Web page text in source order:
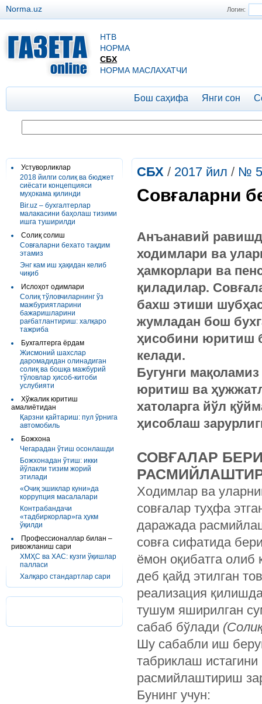
Логин:
Norma.uz
НТВ
НОРМА
СБХ
НОРМА МАСЛАХАТЧИ
Бош саҳифа Янги сон
Устуворликлар
2018 йилги солиқ ва бюджет
сиёсати концепцияси
муҳокама қилинди
Bir.uz – бухгалтерлар
малакасини баҳолаш тизими
ишга туширилди
Солиқ солиш
Совғаларни бехато тақдим
этамиз
Энг кам иш ҳақидан келиб
чиқиб
Ислоҳот одимлари
Солиқ тўловчиларнинг ўз
мажбуриятларини
бажаришларини
рағбатлантириш: халқаро
тажриба
Бухгалтерга ёрдам
Жисмоний шахслар
даромадидан олинадиган
солиқ ва бошқа мажбурий
тўловлар ҳисоб-китоби
услубияти
Хўжалик юритиш
амалиётидан
Қарзни қайтариш: пул ўрнига
автомобиль
Божхона
Чегарадан ўтиш осонлашди
Божхонадан ўтиш: икки
йўлакли тизим жорий
этилади
«Очиқ эшиклар куни»да
коррупция масалалари
Контрабандачи
«тадбиркорлар»га ҳукм
ўқилди
Профессионаллар билан –
ривожланиш сари
ХМҲС ва ХАС: кузги ўқишлар
палласи
Халқаро стандартлар сари
СБХ / 2017 йил / №
Совғаларни
Анъанавий
ходимлари ва
ҳамкорлари ва
қиладилар.
бахш этиши
жумладан бош
ҳисобини юритиш
келади.
Бугунги
юритиш ва
хатоларга йўл
ҳисоблаш
СОВҒАЛАР
Ходимлар ва
совғалар туҳфа
даражада
совға сифатида
ёмон оқибатга
деб қайд этилган
реализация
тушум яширилган
сабаб бўлади
Шу сабабли иш
табриклаш
расмийлаштириш
Бунинг учун: